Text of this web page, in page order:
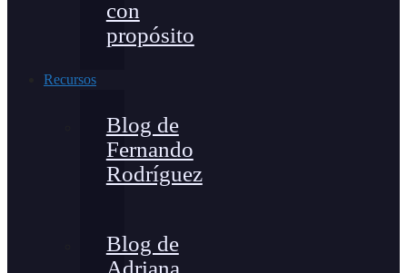
con
propósito
Recursos
Blog de
Fernando
Rodríguez
Blog de
Adriana